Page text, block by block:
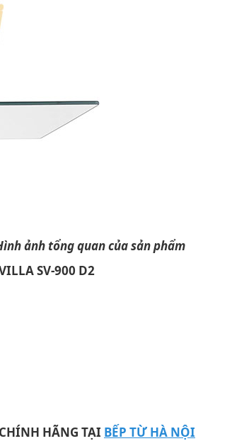
ảnh tổng quan của sản phẩm
SV-900 D2
HÃNG TẠI BẾP TỪ HÀ NỘI